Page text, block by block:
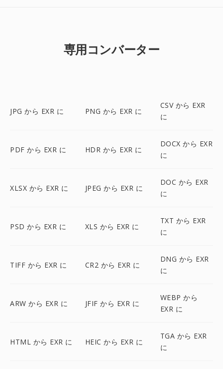
専用コンバーター
JPG から EXR に PNG から EXR に
CSV から EXR
に
PDF から EXR に HDR から EXR に
DOCX から EXR
に
XLSX から EXR に JPEG から EXR に
DOC から EXR
に
PSD から EXR に XLS から EXR に
TXT から EXR
に
TIFF から EXR に CR2 から EXR に
DNG から EXR
に
ARW から EXR に JFIF から EXR に
WEBP から
EXR に
HTML から EXR に HEIC から EXR に
TGA から EXR
に